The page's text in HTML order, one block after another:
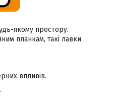
якому простору.
планкам, такі лавки
впливів.